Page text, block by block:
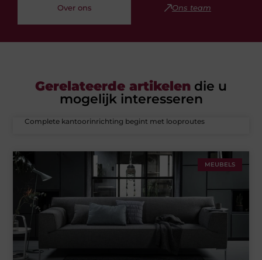
Over ons Ons team
Gerelateerde artikelen die u
mogelijk interesseren
Complete kantoorinrichting begint met looproutes
MEUBELS